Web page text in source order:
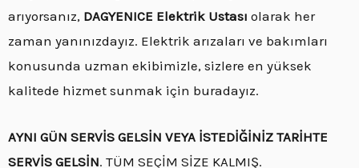
arıyorsanız, DAGYENICE Elektrik Ustası olarak her
zaman yanınızdayız. Elektrik arızaları ve bakımları
konusunda uzman ekibimizle, sizlere en yüksek
kalitede hizmet sunmak için buradayız.
AYNI GÜN SERVİS GELSİN VEYA İSTEDİĞİNİZ TARİHTE
SERVİS GELSİN. TÜM SEÇİM SİZE KALMIŞ.